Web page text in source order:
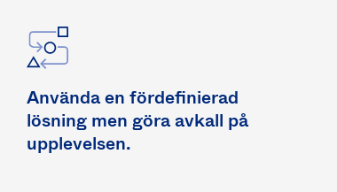
Använda en fördefinierad
lösning men göra avkall på
upplevelsen.